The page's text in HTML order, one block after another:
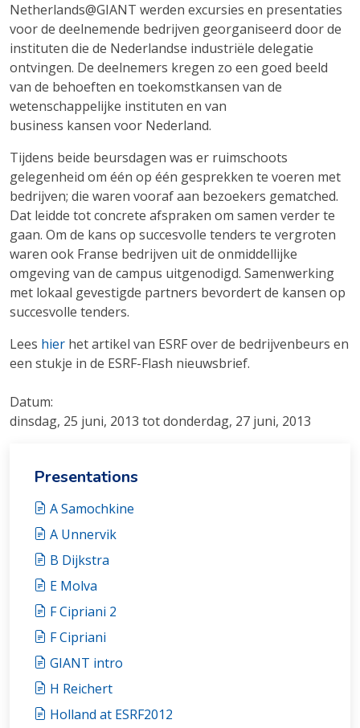
Netherlands@GIANT werden excursies en presentaties
voor de deelnemende bedrijven georganiseerd door de
instituten die de Nederlandse industriële delegatie
ontvingen. De deelnemers kregen zo een goed beeld
van de behoeften en toekomstkansen van de
wetenschappelijke instituten en van
business kansen voor Nederland.
Tijdens beide beursdagen was er ruimschoots
gelegenheid om één op één gesprekken te voeren met
bedrijven; die waren vooraf aan bezoekers gematched.
Dat leidde tot concrete afspraken om samen verder te
gaan. Om de kans op succesvolle tenders te vergroten
waren ook Franse bedrijven uit de onmiddellijke
omgeving van de campus uitgenodigd. Samenwerking
met lokaal gevestigde partners bevordert de kansen op
succesvolle tenders.
Lees hier het artikel van ESRF over de bedrijvenbeurs en
een stukje in de ESRF-Flash nieuwsbrief.
Datum:
dinsdag, 25 juni, 2013 tot donderdag, 27 juni, 2013
Presentations
A Samochkine
A Unnervik
B Dijkstra
E Molva
F Cipriani 2
F Cipriani
GIANT intro
H Reichert
Holland at ESRF2012